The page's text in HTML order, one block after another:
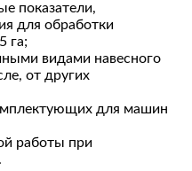
показатели,
для обработки
га;
видами навесного
от других
для машин
работы при